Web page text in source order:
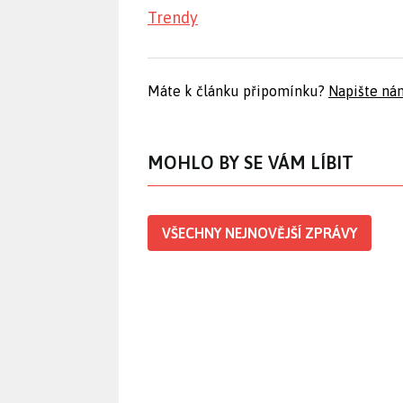
Trendy
Máte k článku připomínku? Napište
MOHLO BY SE VÁM LÍBIT
VŠECHNY NEJNOVĚJŠÍ ZPRÁVY